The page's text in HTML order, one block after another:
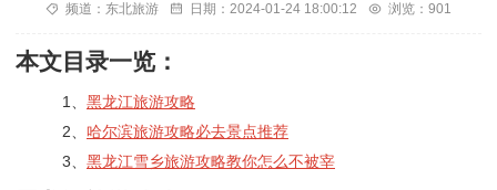
频道： 东北旅游 日期： 2024-01-24 18:00:12 浏览：901
本文目录一览：
1、 黑龙江旅游攻略
2、 哈尔滨旅游攻略必去景点推荐
3、 黑龙江雪乡旅游攻略教你怎么不被宰